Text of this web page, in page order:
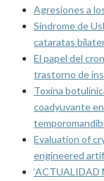
Agresiones a
Síndrome de
cataratas
El papel del
trastorno de
Toxina
coadyuvante
Evaluation of
engineered
‘ACTUALIDAD